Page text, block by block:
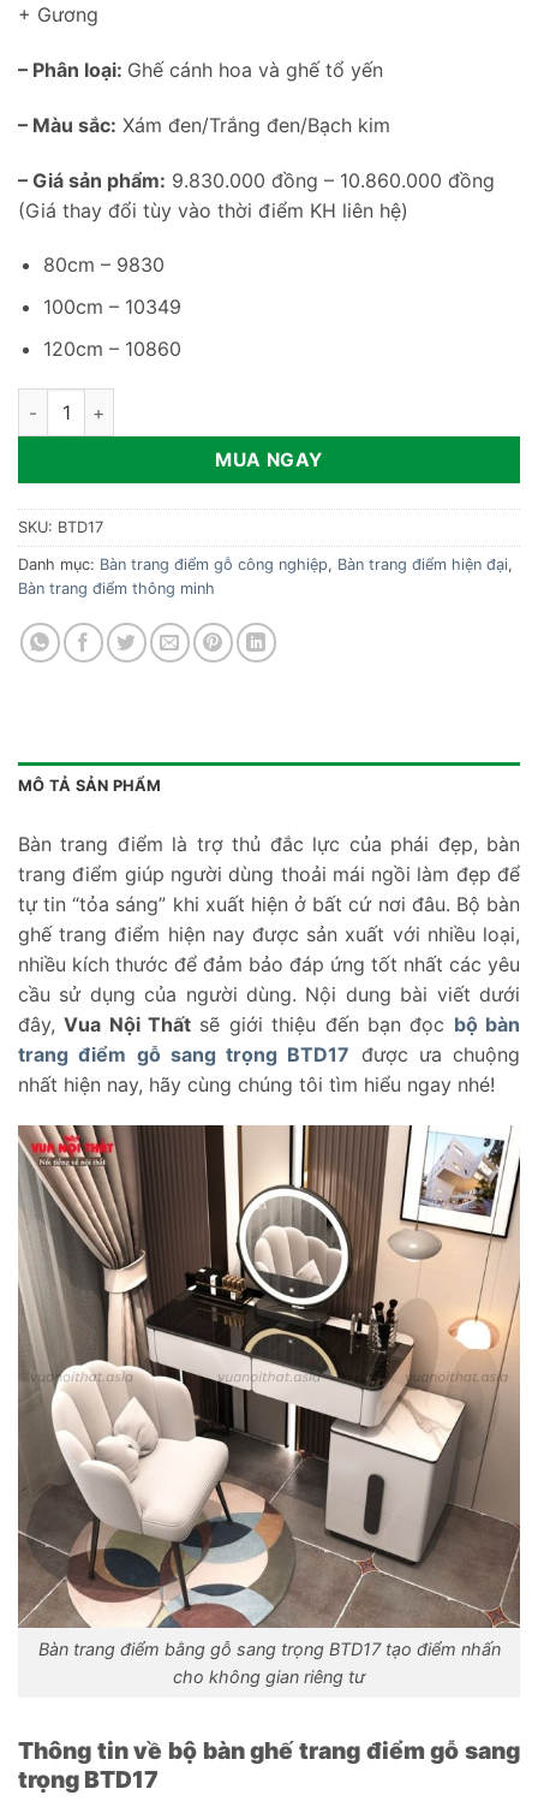
+ Gương
– Phân loại: Ghế cánh hoa và ghế tổ yến
– Màu sắc: Xám đen/Trắng đen/Bạch kim
– Giá sản phẩm: 9.830.000 đồng – 10.860.000 đồng
(Giá thay đổi tùy vào thời điểm KH liên hệ)
80cm – 9830
100cm – 10349
120cm – 10860
Bộ bàn trang điểm gỗ sang trọng BTD17 số lượng
MUA NGAY
SKU: BTD17
Danh mục: Bàn trang điểm gỗ công nghiệp, Bàn trang điểm hiện đại,
Bàn trang điểm thông minh
MÔ TẢ SẢN PHẨM
Bàn trang điểm là trợ thủ đắc lực của phái đẹp, bàn
trang điểm giúp người dùng thoải mái ngồi làm đẹp để
tự tin “tỏa sáng” khi xuất hiện ở bất cứ nơi đâu. Bộ bàn
ghế trang điểm hiện nay được sản xuất với nhiều loại,
nhiều kích thước để đảm bảo đáp ứng tốt nhất các yêu
cầu sử dụng của người dùng. Nội dung bài viết dưới
đây,Vua Nội Thất sẽ giới thiệu đến bạn đọc bộ bàn
trang điểm gỗ sang trọng BTD17 được ưa chuộng
nhất hiện nay, hãy cùng chúng tôi tìm hiểu ngay nhé!
Bàn trang điểm bằng gỗ sang trọng BTD17 tạo điểm nhấn
cho không gian riêng tư
Thông tin về bộ bàn ghế trang điểm gỗ sang
trọng BTD17